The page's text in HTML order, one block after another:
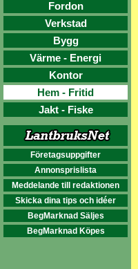
Fordon
Verkstad
Bygg
Värme - Energi
Kontor
Hem - Fritid
Jakt - Fiske
Företagsuppgifter
Annonsprislista
Meddelande till redaktionen
Skicka dina tips och idéer
BegMarknad Säljes
BegMarknad Köpes